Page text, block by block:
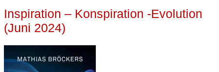
Inspiration – Konspiration -Evolution
(Juni 2024)